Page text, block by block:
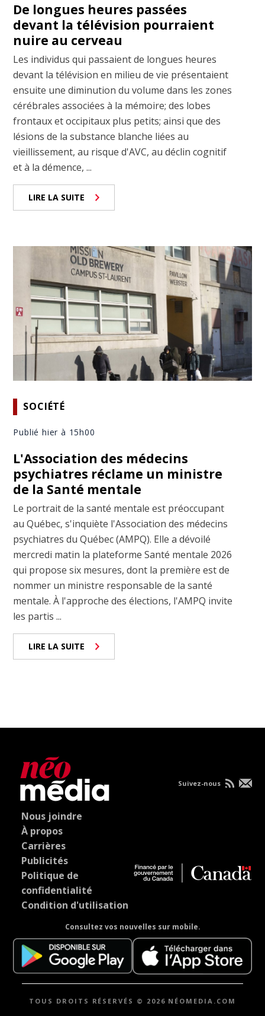
De longues heures passées
devant la télévision pourraient
nuire au cerveau
Les individus qui passaient de longues heures
devant la télévision en milieu de vie présentaient
ensuite une diminution du volume dans les zones
cérébrales associées à la mémoire; des lobes
frontaux et occipitaux plus petits; ainsi que des
lésions de la substance blanche liées au
vieillissement, au risque d'AVC, au déclin cognitif
et à la démence, ...
LIRE LA SUITE
SOCIÉTÉ
Publié hier à 15h00
L'Association des médecins
psychiatres réclame un ministre
de la Santé mentale
Le portrait de la santé mentale est préoccupant
au Québec, s'inquiète l'Association des médecins
psychiatres du Québec (AMPQ). Elle a dévoilé
mercredi matin la plateforme Santé mentale 2026
qui propose six mesures, dont la première est de
nommer un ministre responsable de la santé
mentale. À l'approche des élections, l'AMPQ invite
les partis ...
LIRE LA SUITE
Nous joindre
À propos
Carrières
Publicités
Politique de
confidentialité
Condition d'utilisation
Consultez vos nouvelles sur mobile.
Suivez-nous
TOUS DROITS RÉSERVÉS © 2026 NÉOMEDIA.COM